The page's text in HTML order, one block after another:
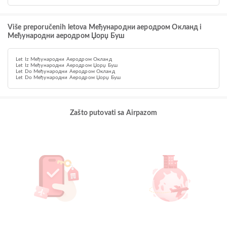
Više preporučenih letova Међународни аеродром Окланд i
Међународни аеродром Џорџ Буш
Let Iz Међународни Аеродром Окланд
Let Iz Међународни Аеродром Џорџ Буш
Let Do Међународни Аеродром Окланд
Let Do Међународни Аеродром Џорџ Буш
Zašto putovati sa Airpazom